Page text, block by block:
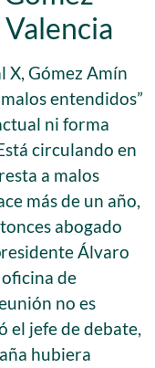
X, Gómez Amín
entendidos”
ni forma
circulando en
a malos
más de un año,
abogado
Álvaro
de
no es
el jefe de debate,
hubiera